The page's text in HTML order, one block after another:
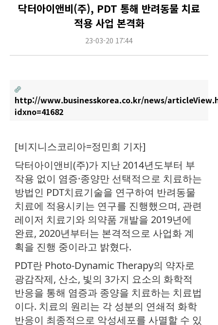
닥터아이앤비(주), PDT 통해 반려동물 치료
적용 사업 본격화
23-03-20 17:44
http://www.businesskorea.co.kr/news/
idxno=41682
Content
[비지니스코리아=정민희 기자]
닥터아이앤비(주)가 지난 2014년도부터 부
작용 없이 염증·종양만 선택적으로 치료하는
방법인 PDT치료기술을 연구하여 반려동물
치료에 적용시키는 연구를 진행했으며, 관련
레이저 치료기와 의약품 개발을 2019년에
완료, 2020년부터는 본격적으로 사업화 계
획을 진행 중이라고 밝혔다.
PDT란 Photo-Dynamic Therapy의 약자로
광감작제, 산소, 빛의 3가지 요소의 화학적
반응을 통해 염증과 종양을 치료하는 치료법
이다. 치료의 원리는 각 성분의 연쇄적 화학
반응이 최종적으로 악성세포를 사멸할 수 있